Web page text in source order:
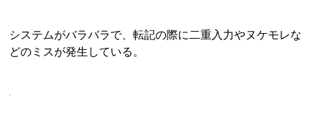
システムがバラバラで、転記の際に二重入力やヌケモレな
どのミスが発生している。